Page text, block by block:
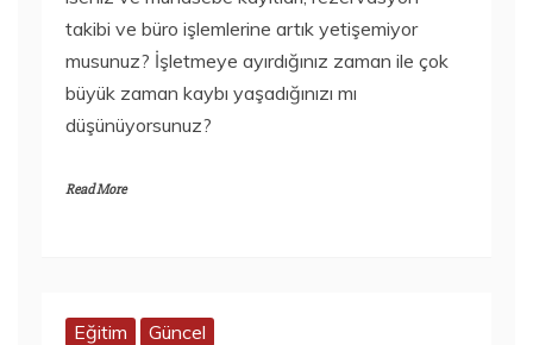
takibi ve büro işlemlerine artık yetişemiyor
musunuz? İşletmeye ayırdığınız zaman ile çok
büyük zaman kaybı yaşadığınızı mı
düşünüyorsunuz?
Read More
Eğitim Güncel